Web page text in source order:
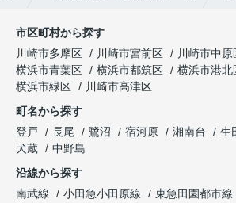
市区町村から探す
川崎市多摩区
川崎市宮前区 川崎市中原
横浜市青葉区
横浜市都筑区 横浜市港北
横浜市緑区
川崎市高津区
町名から探す
登戸
長尾 鷺沼 宿河原 湘南台 生
犬蔵
中野島
沿線から探す
南武線
小田急小田原線 東急田園都市線